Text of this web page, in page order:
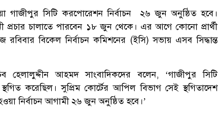
গাজীপুর সিটি করপোরেশন নির্বাচন ২৬ জুন অনুষ্ঠিত হবে।
প্রচার চালাতে পারবেন ১৮ জুন থেকে। এর আগে কোনো প্রার্থী
রবিবার বিকেল নির্বাচন কমিশনের (ইসি) সভায় এসব সিদ্ধান্ত
হেলালুদ্দীন আহমদ সাংবাদিকদের বলেন, ‘গাজীপুর সিটি
করেছিল। সুপ্রিম কোর্টের আপিল বিভাগ সেই স্থগিতাদেশ
নির্বাচন আগামী ২৬ জুন অনুষ্ঠিত হবে।’